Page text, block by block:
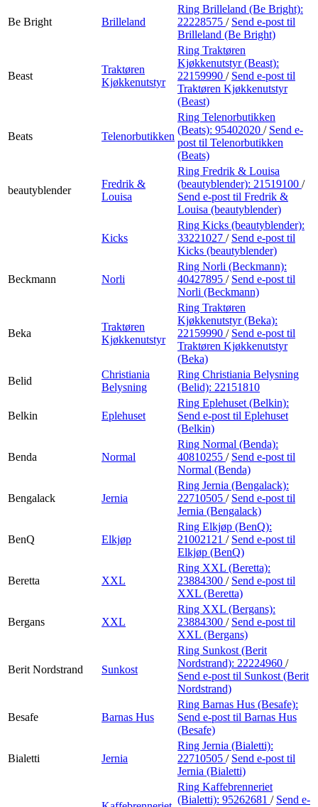
Be Bright Brilleland
Ring Brilleland (Be Bright):
22228575 / Send e-post til
Brilleland (Be Bright)
Beast
Traktøren
Kjøkkenutstyr
Ring Traktøren
Kjøkkenutstyr (Beast):
22159990 / Send e-post til
Traktøren Kjøkkenutstyr
(Beast)
Beats Telenorbutikken
Ring Telenorbutikken
(Beats): 95402020 / Send e-
post til Telenorbutikken
(Beats)
beautyblender
Fredrik &
Louisa
Ring Fredrik & Louisa
(beautyblender): 21519100 /
Send e-post til Fredrik &
Louisa (beautyblender)
Kicks
Ring Kicks (beautyblender):
33221027 / Send e-post til
Kicks (beautyblender)
Beckmann Norli
Ring Norli (Beckmann):
40427895 / Send e-post til
Norli (Beckmann)
Beka
Traktøren
Kjøkkenutstyr
Ring Traktøren
Kjøkkenutstyr (Beka):
22159990 / Send e-post til
Traktøren Kjøkkenutstyr
(Beka)
Belid
Christiania
Belysning
Ring Christiania Belysning
(Belid): 22151810
Belkin Eplehuset
Ring Eplehuset (Belkin):
Send e-post til Eplehuset
(Belkin)
Benda Normal
Ring Normal (Benda):
40810255 / Send e-post til
Normal (Benda)
Bengalack Jernia
Ring Jernia (Bengalack):
22710505 / Send e-post til
Jernia (Bengalack)
BenQ Elkjøp
Ring Elkjøp (BenQ):
21002121 / Send e-post til
Elkjøp (BenQ)
Beretta XXL
Ring XXL (Beretta):
23884300 / Send e-post til
XXL (Beretta)
Bergans XXL
Ring XXL (Bergans):
23884300 / Send e-post til
XXL (Bergans)
Berit Nordstrand Sunkost
Ring Sunkost (Berit
Nordstrand): 22224960 /
Send e-post til Sunkost (Berit
Nordstrand)
Besafe Barnas Hus
Ring Barnas Hus (Besafe):
Send e-post til Barnas Hus
(Besafe)
Bialetti Jernia
Ring Jernia (Bialetti):
22710505 / Send e-post til
Jernia (Bialetti)
Ring Kaffebrenneriet
(Bialetti): 95262681 / Send e-